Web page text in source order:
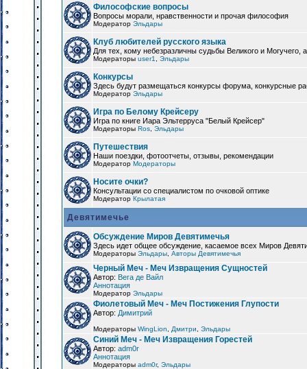
Философские вопросы
Вопросы морали, нравственности и прочая философия
Модератор Эльдары
Клуб любителей русского языка
Для тех, кому небезразличны судьбы Великого и Могучего,
Модераторы user1 Эльдары
Конкурсы
Здесь будут размещаться конкурсы форума, конкурсные
Модератор Эльдары
Игра по Белому Крейсеру
Игра по книге Иара Эльтерруса "Белый Крейсер"
Модераторы Ros Эльдары
Путешествия
Наши поездки, фотоотчеты, отзывы, рекомендации
Модератор Модераторы
Носите очки?
Консультации со специалистом по очковой оптике
Модератор Крылатая
Девятимечье
Обсуждение Миров Девятимечья
Здесь идет общее обсуждение, касаемое всех Миров
Модераторы Эльдары Авторы Девятимечья
Черный Меч - Меч Извращения Сущностей
Автор: Вега де Вайл
Аннотация
Модератор Эльдары
Фиолетовый Меч - Меч Постижения Глупости
Автор: Димитрий
Модераторы WingLion Дмитри Эльдары
Синий Меч - Меч Извращения Горестей
Автор: adm0r
Аннотация
Модераторы adm0r, Эльдары